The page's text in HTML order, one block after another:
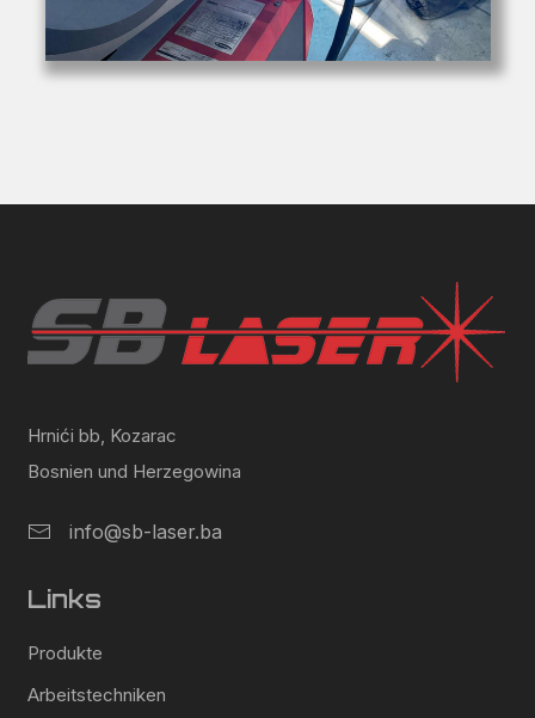
Hrnići bb, Kozarac
Bosnien und Herzegowina
info@sb-laser.ba
Links
Produkte
Arbeitstechniken